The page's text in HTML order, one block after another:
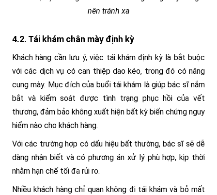
nên tránh xa
4.2. Tái khám chân mày định kỳ
Khách hàng cần lưu ý, việc tái khám định kỳ là bắt buộc
với các dịch vụ có can thiệp dao kéo, trong đó có nâng
cung mày. Mục đích của buổi tái khám là giúp bác sĩ nắm
bắt và kiểm soát được tình trạng phục hồi của vết
thương, đảm bảo không xuất hiện bất kỳ biến chứng nguy
hiểm nào cho khách hàng.
Với các trường hợp có dấu hiệu bất thường, bác sĩ sẽ dễ
dàng nhận biết và có phương án xử lý phù hợp, kịp thời
nhằm hạn chế tối đa rủi ro.
Nhiều khách hàng chỉ quan không đi tái khám và bỏ mất